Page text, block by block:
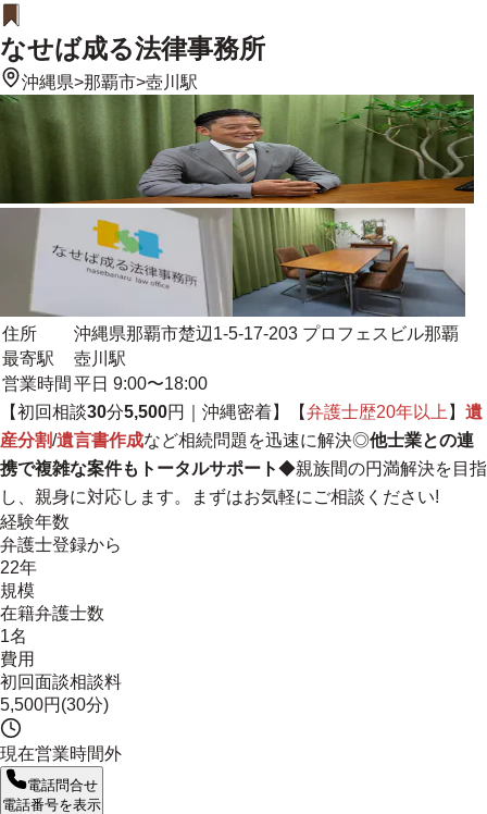
なせば成る法律事務所
沖縄県>那覇市>壺川駅
住所
沖縄県那覇市楚辺1-5-17-203 プロフェスビル那覇
最寄駅
壺川駅
営業時間 平日 9:00〜18:00
【初回相談30分5,500円｜ 沖縄密着】【弁護士歴20年以上 】 遺
産分割/遺言書作成など相続問題を迅速に解決◎他士業との連
携で複雑な案件もトータルサポート◆親族間の円満解決を目指
し、親身に対応します。まずはお気軽にご相談ください!
経験年数
弁護士登録から
22年
規模
在籍弁護士数
1名
費用
初回面談相談料
5,500円(30分)
現在営業時間外
電話問合せ
電話番号を表示